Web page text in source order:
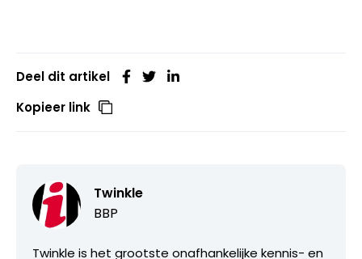
Deel dit artikel
Kopieer link
Twinkle
BBP
Twinkle is het grootste onafhankelijke kennis- en